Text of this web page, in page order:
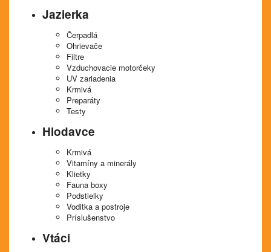
Jazierka
Čerpadlá
Ohrievače
Filtre
Vzduchovacie motorčeky
UV zariadenia
Krmivá
Preparáty
Testy
Hlodavce
Krmivá
Vitamíny a minerály
Klietky
Fauna boxy
Podstielky
Voditka a postroje
Príslušenstvo
Vtáci